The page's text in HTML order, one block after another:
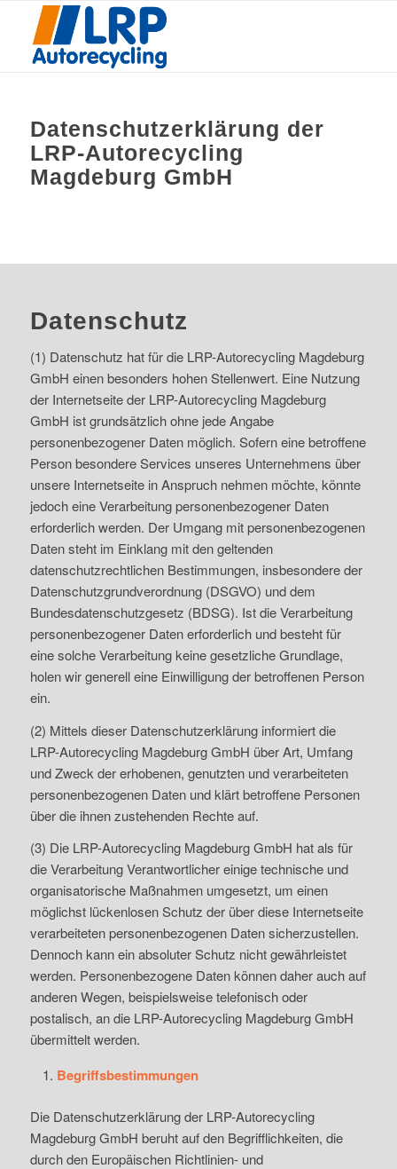
Datenschutzerklärung der
LRP-Autorecycling
Magdeburg GmbH
Datenschutz
(1) Datenschutz hat für die LRP-Autorecycling Magdeburg
GmbH einen besonders hohen Stellenwert. Eine Nutzung
der Internetseite der LRP-Autorecycling Magdeburg
GmbH ist grundsätzlich ohne jede Angabe
personenbezogener Daten möglich. Sofern eine betroffene
Person besondere Services unseres Unternehmens über
unsere Internetseite in Anspruch nehmen möchte, könnte
jedoch eine Verarbeitung personenbezogener Daten
erforderlich werden. Der Umgang mit personenbezogenen
Daten steht im Einklang mit den geltenden
datenschutzrechtlichen Bestimmungen, insbesondere der
Datenschutzgrundverordnung (DSGVO) und dem
Bundesdatenschutzgesetz (BDSG). Ist die Verarbeitung
personenbezogener Daten erforderlich und besteht für
eine solche Verarbeitung keine gesetzliche Grundlage,
holen wir generell eine Einwilligung der betroffenen Person
ein.
(2) Mittels dieser Datenschutzerklärung informiert die
LRP-Autorecycling Magdeburg GmbH über Art, Umfang
und Zweck der erhobenen, genutzten und verarbeiteten
personenbezogenen Daten und klärt betroffene Personen
über die ihnen zustehenden Rechte auf.
(3) Die LRP-Autorecycling Magdeburg GmbH hat als für
die Verarbeitung Verantwortlicher einige technische und
organisatorische Maßnahmen umgesetzt, um einen
möglichst lückenlosen Schutz der über diese Internetseite
verarbeiteten personenbezogenen Daten sicherzustellen.
Dennoch kann ein absoluter Schutz nicht gewährleistet
werden. Personenbezogene Daten können daher auch auf
anderen Wegen, beispielsweise telefonisch oder
postalisch, an die LRP-Autorecycling Magdeburg GmbH
übermittelt werden.
Begriffsbestimmungen
Die Datenschutzerklärung der LRP-Autorecycling
Magdeburg GmbH beruht auf den Begrifflichkeiten, die
durch den Europäischen Richtlinien- und